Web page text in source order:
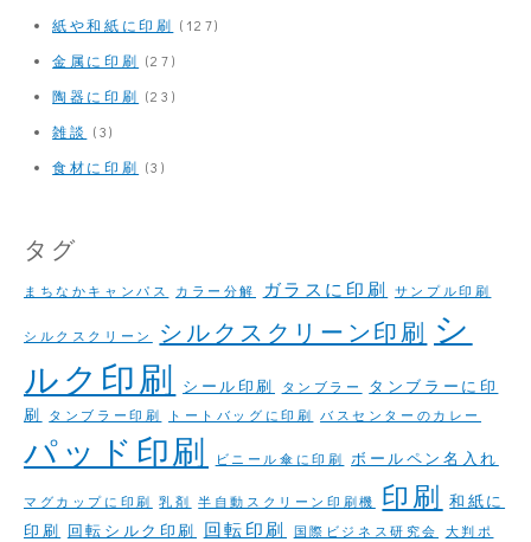
紙や和紙に印刷 (127)
金属に印刷 (27)
陶器に印刷 (23)
雑談 (3)
食材に印刷 (3)
タグ
まちなかキャンパス カラー分解 ガラスに印刷 サンプル印刷
シルクスクリーン シルクスクリーン印刷 シ
ルク印刷
シール印刷 タンブラー
タンブラーに印
刷
タンブラー印刷 トートバッグに印刷 バスセンターのカレー
パッド印刷 ビニール傘に印刷 ボールペン名入れ
マグカップに印刷 乳剤 半自動スクリーン印刷機 印刷 和紙に
印刷 回転シルク印刷 回転印刷 国際ビジネス研究会
大判ポ